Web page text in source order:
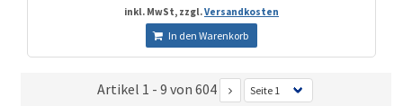
inkl. MwSt, zzgl.Versandkosten
In den Warenkorb
Artikel 1 - 9 von 604